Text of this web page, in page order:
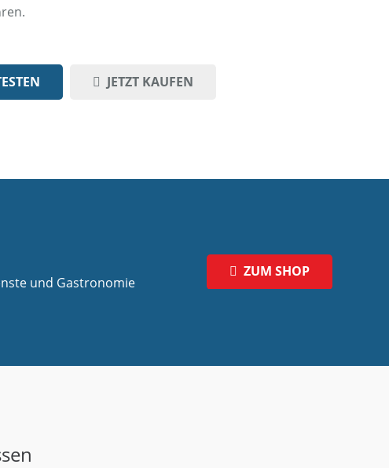
JETZT KAUFEN
und Gastronomie
ZUM SHOP